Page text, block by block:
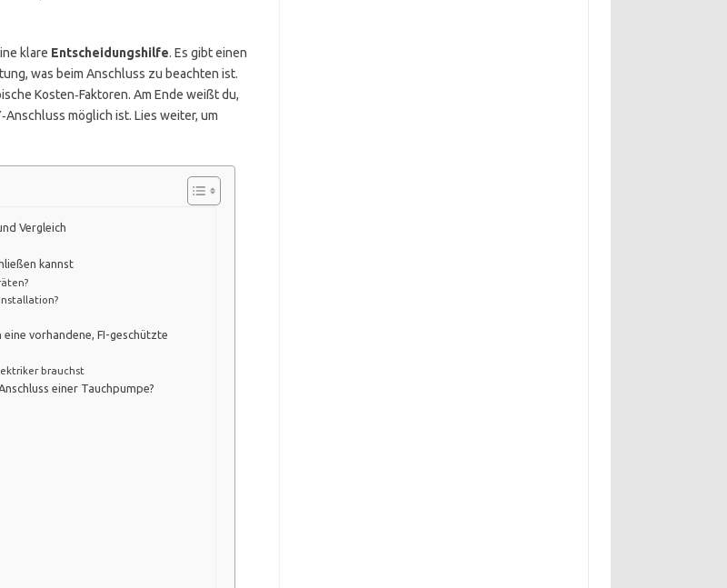
klare Entscheidungshilfe. Es gibt einen
was beim Anschluss zu beachten ist.
Kosten‑Faktoren. Am Ende weißt du,
möglich ist. Lies weiter, um
Vergleich
kannst
vorhandene, FI-geschützte
brauchst
einer Tauchpumpe?